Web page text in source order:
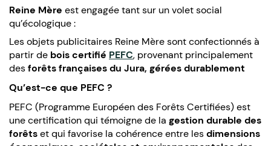
Reine Mère est engagée tant sur un volet social
qu’écologique :
Les objets publicitaires Reine Mère sont confectionnés à
partir de bois certifié PEFC, provenant principalement
desforêtsfrançaisesdu Jura, gérées durablement
Qu’est-ce que PEFC ?
PEFC (Programme Européen des Forêts Certifiées) est
une certification qui témoigne de la gestion durable des
forêtset qui favorise la cohérence entre lesdimensions